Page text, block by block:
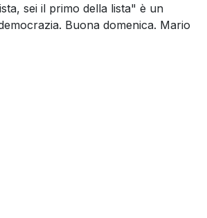
sei il primo della lista" è un
Buona domenica. Mario